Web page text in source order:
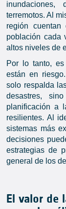
inundaciones,
terremotos. Al
región cuentan
población cada
altos niveles de
Por lo tanto, es
están en
solo respalda
desastres,
planificación a
resilientes. Al
sistemas más
decisiones
estrategias de
general de los
El valor de